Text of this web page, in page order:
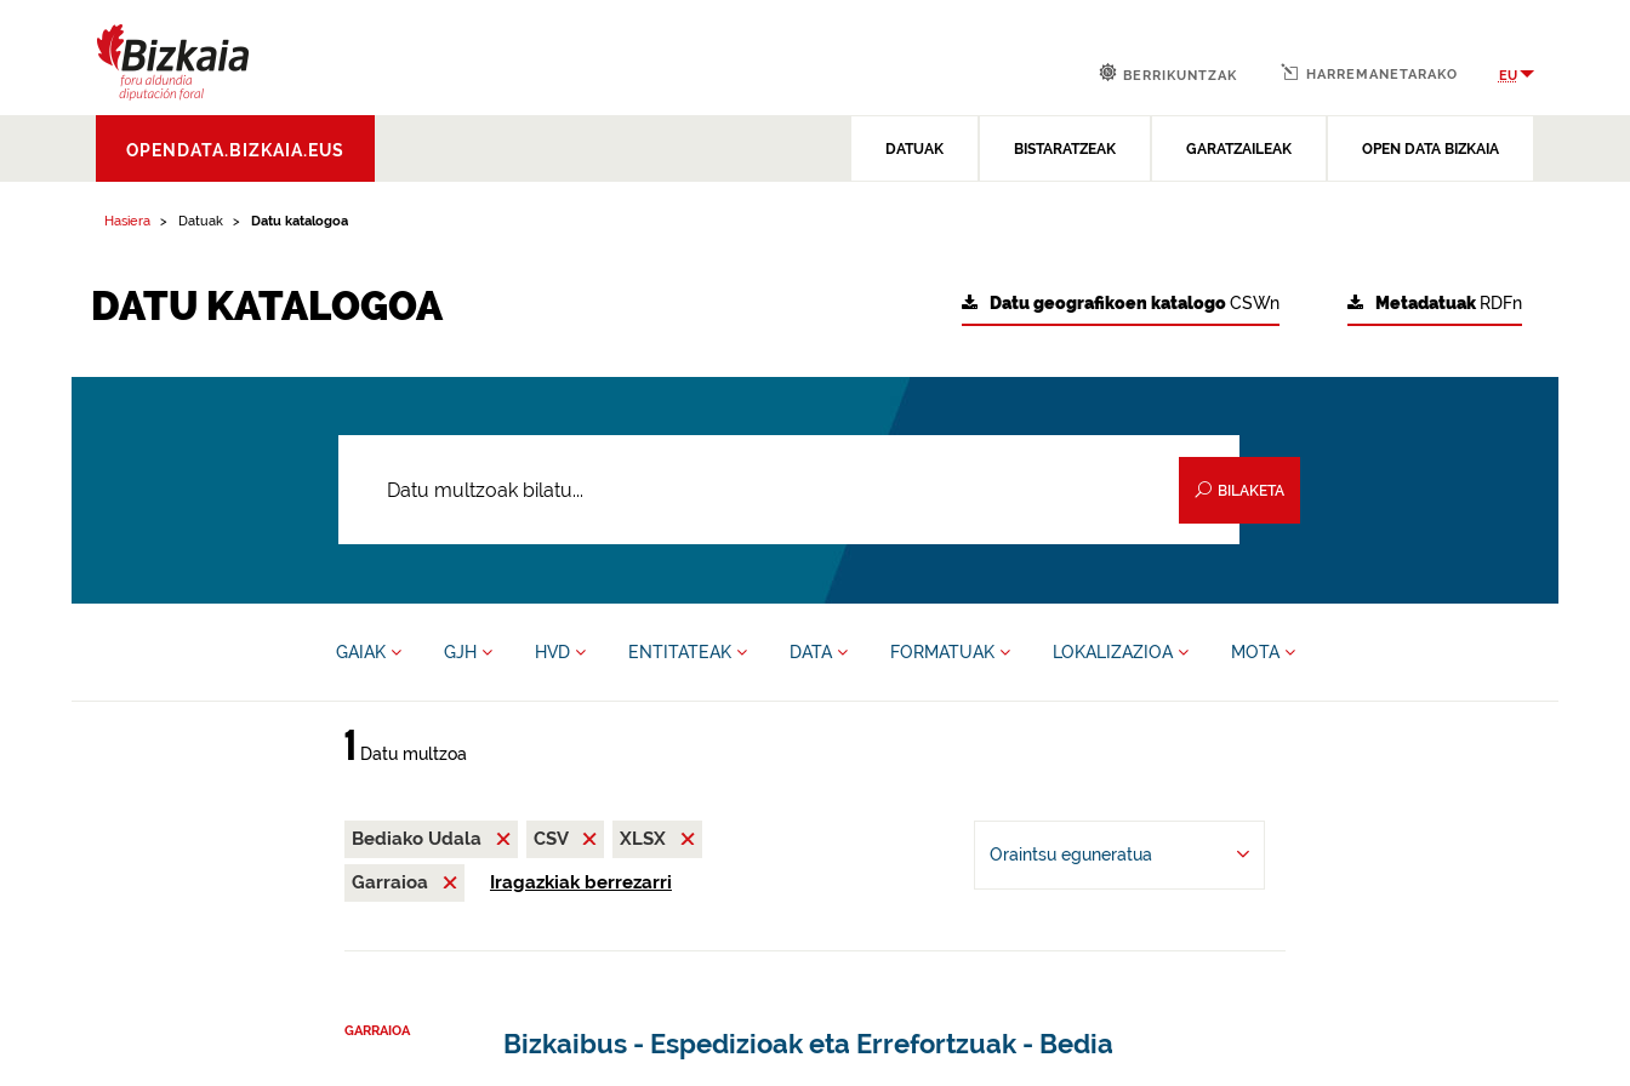
Aldundia.Diputacion
Foral de Bizkaia
OPENDATA.BIZKAIA.EUS DATUAK BISTARATZEAK GARATZAILEAK OPEN DATA BIZKAIA
BERRIKUNTZAK HARREMANETARAKO EU
Hasiera Datuak Datu katalogoa
DATU KATALOGOA Metadatuak RDFn
Datu geografikoen katalogoCSWn
BILAKETA
GAIAK GJH HVD ENTITATEAK DATA FORMATUAK LOKALIZAZIOA MOTA
1 Datu multzoa
Bediako Udala CSV
XLSX
Garraioa
Iragazkiak berrezarri
Oraintsu eguneratua
GARRAIOA Bizkaibus - Espedizioak eta Errefortzuak - Bedia